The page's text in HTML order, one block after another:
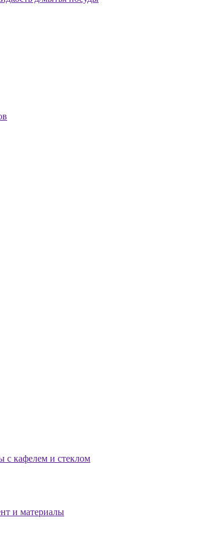
с кафелем и стеклом
и материалы